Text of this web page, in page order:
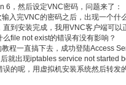
6，然后设定VNC密码，问题来了：
输入完VNC的密码之后，出现一个
直到安装完成，我用VNC客户端可以
么file not exist的错误有没有影响？
程一直搞下去，成功登陆Access
就出现iptables service not started
误的呢，用虚拟机安装系统然后转发